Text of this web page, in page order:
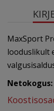
MaxSport
looduslikult
Netokogus: